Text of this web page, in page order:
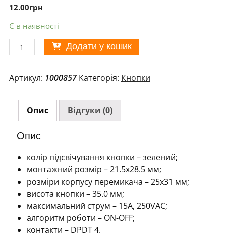
12.00грн
Є в наявності
Вимикач
клавішний
IRS-
ЗЕЛЕНИЙ
пари)
кількість
Додати у кошик
Артикул: 1000857 Категорія: Кнопки
Опис Відгуки (0)
Опис
колір підсвічування кнопки – зелений;
монтажний розмір – 21.5х28.5 мм;
розміри корпусу перемикача – 25х31 мм;
висота кнопки – 35.0 мм;
максимальний струм – 15А, 250VAC;
алгоритм роботи – ON-OFF;
контакти – DPDT 4.